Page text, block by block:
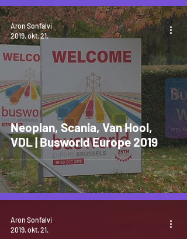
Neoplan, Scania, Van Hool,
VDL | Busworld Europe 2019
Aron Sonfalvi
2019. okt. 21.
Aron Sonfalvi
2019. okt. 21.